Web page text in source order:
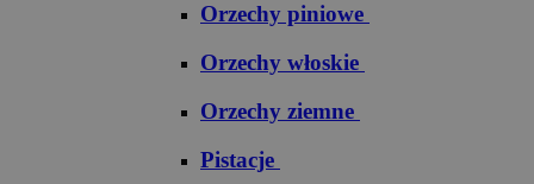
Orzechy piniowe
Orzechy włoskie
Orzechy ziemne
Pistacje